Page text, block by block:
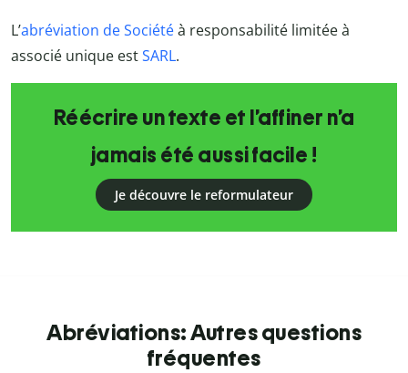
L’abréviation de Sociétéà responsabilité limitée à
associé unique estSARL.
Réécrire un texte et l’affiner n’a
jamais été aussi facile !
Je découvre le reformulateur
Abréviations: Autres questions
fréquentes